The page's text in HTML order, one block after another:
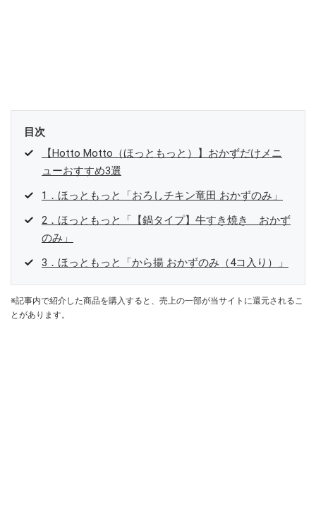
目次
【Hotto Motto（ほっともっと）】おかずだけメニ
ューおすすめ3選
1．ほっともっと「おろしチキン竜田 おかずのみ」
2．ほっともっと「【鍋タイプ】牛すき焼き おかず
のみ」
3．ほっともっと「から揚 おかずのみ（4コ入り）」
※記事内で紹介した商品を購入すると、売上の一部が当サイトに還元されるこ
とがあります。